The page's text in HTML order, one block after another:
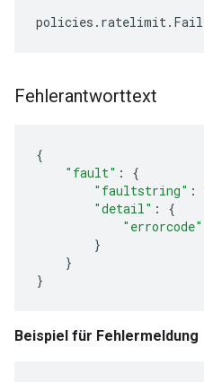
Fehlerantworttext
{
"fault" :
{
"faultstring" :
"detail" :
{
"errorcode"
}
}
}
Beispiel für Fehlermeldung